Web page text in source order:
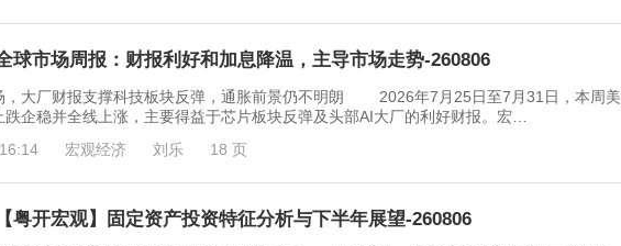
球市场周报：财报利好和加息降温，主导市场走势-260806
大厂财报支撑科技板块反弹，通胀前景仍不明朗 2026年7月25日至7月31日，本周美
跌企稳并全线上涨，主要得益于芯片板块反弹及头部AI大厂的利好财报。宏…
宏观经济 刘乐 18 页
粤开宏观】固定资产投资特征分析与下半年展望-260806